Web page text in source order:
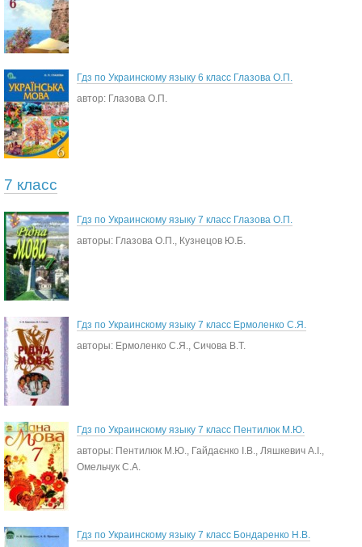
Гдз по Украинскому языку 6 класс Глазова О.П.
автор: Глазова О.П.
7 класс
Гдз по Украинскому языку 7 класс Глазова О.П.
авторы: Глазова О.П., Кузнецов Ю.Б.
Гдз по Украинскому языку 7 класс Ермоленко С.Я.
авторы: Ермоленко С.Я., Сичова В.Т.
Гдз по Украинскому языку 7 класс Пентилюк М.Ю.
авторы: Пентилюк М.Ю., Гайдаєнко І.В., Ляшкевич А.І.,
Омельчук С.А.
Гдз по Украинскому языку 7 класс Бондаренко Н.В.